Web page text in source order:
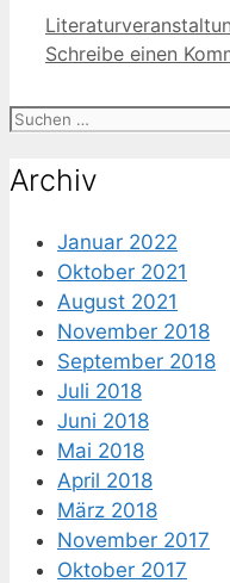
Kategorien
Schreibe einen
Suche
Archiv
Januar 2022
Oktober 2021
August 2021
November 2018
September 2018
Juli 2018
Juni 2018
Mai 2018
April 2018
März 2018
November 2017
Oktober 2017